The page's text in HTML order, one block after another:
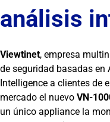
análisis
Viewtinet, empresa
de seguridad basadas en
Intelligence a clientes de
mercado el nuevo VN-
un único appliance la